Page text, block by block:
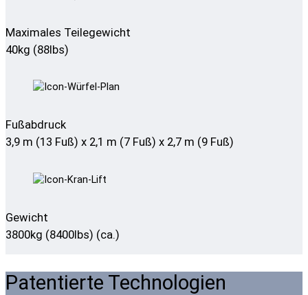
Maximales Teilegewicht
40kg (88lbs)
Fußabdruck
3,9 m (13 Fuß) x 2,1 m (7 Fuß) x 2,7 m (9 Fuß)
Gewicht
3800kg (8400lbs) (ca.)
Patentierte Technologien